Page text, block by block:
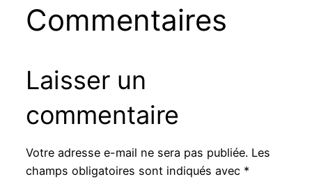
Commentaires
Laisser un
commentaire
Votre adresse e-mail ne sera pas publiée. Les
champs obligatoires sont indiqués avec *